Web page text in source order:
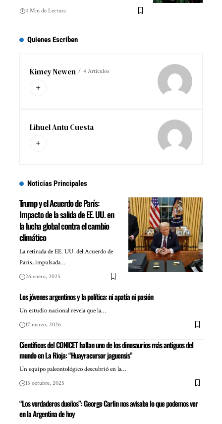
4 Min de Lectura
Quienes Escriben
Kimey Newen 4 Artículos
Lihuel Antu Cuesta
Noticias Principales
Trump y el Acuerdo de París:
Impacto de la salida de EE. UU. en
la lucha global contra el cambio
climático
La retirada de EE. UU. del Acuerdo de
París, impulsada…
26 enero, 2025
Los jóvenes argentinos y la política: ni apatía ni pasión
Un estudio nacional revela que la…
17 marzo, 2026
Científicos del CONICET hallan uno de los dinosaurios más antiguos del
mundo en La Rioja: “Huayracursor jaguensis”
Un equipo paleontológico descubrió en la…
15 octubre, 2025
“Los verdaderos dueños”: George Carlin nos avisaba lo que podemos ver
en la Argentina de hoy